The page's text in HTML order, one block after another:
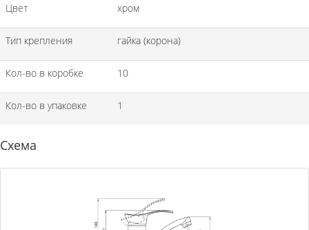
Цвет хром
Тип крепления гайка (корона)
Кол-во в коробке 10
Кол-во в упаковке 1
Схема